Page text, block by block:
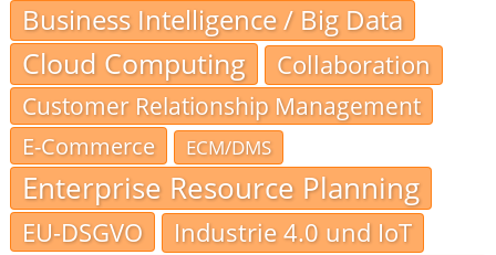
Business Intelligence / Big Data
Cloud Computing Collaboration
Customer Relationship Management
E-Commerce
ECM/DMS
Enterprise Resource Planning
EU-DSGVO Industrie 4.0 und IoT